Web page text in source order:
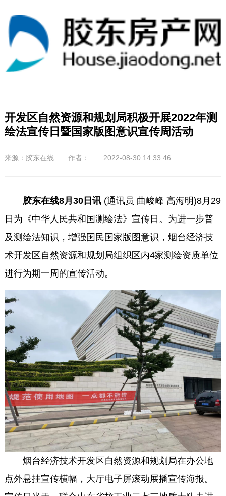
开发区自然资源和规划局积极开展2022年测
绘法宣传日暨国家版图意识宣传周活动
来源：胶东在线 作者： 2022-08-30 14:33:46
胶东在线8月30日讯 (通讯员 曲峻峰 高海明)8月29
日为《中华人民共和国测绘法》宣传日。为进一步普
及测绘法知识，增强国民国家版图意识，烟台经济技
术开发区自然资源和规划局组织区内4家测绘资质单位
进行为期一周的宣传活动。
烟台经济技术开发区自然资源和规划局在办公地
点外悬挂宣传横幅，大厅电子屏滚动展播宣传海报。